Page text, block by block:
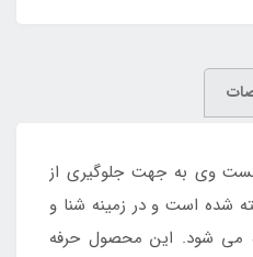
وی به جهت جلوگیری از
شده است و در زمینه شنا و
می شود. این محصول حرفه